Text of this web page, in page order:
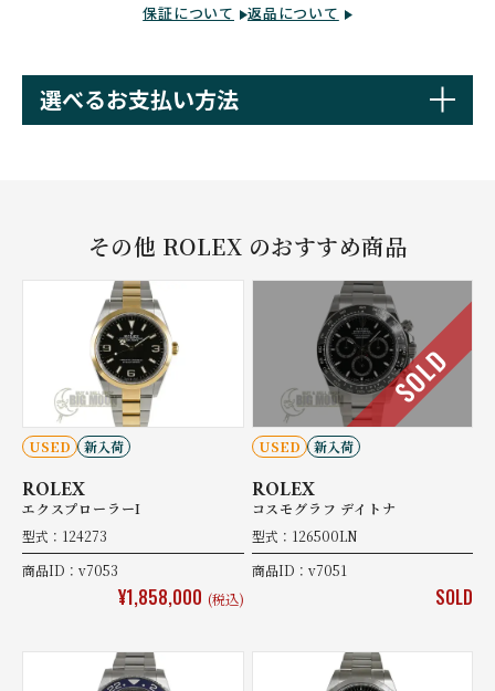
保証について 返品について
選べるお支払い方法
その他 ROLEX のおすすめ商品
USED 新入荷
ROLEX
エクスプローラーI
型式：124273
商品ID：v7053
¥1,858,000 (税込)
SOLD
USED 新入荷
ROLEX
コスモグラフ デイトナ
型式：126500LN
商品ID：v7051
SOLD